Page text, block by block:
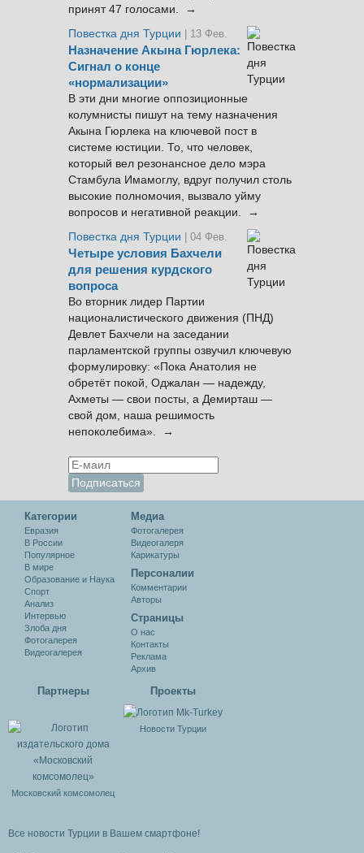
принят 47 голосами. →
Повестка дня Турции
| 13 Фев.
Назначение Акына Гюрлека:
Сигнал о конце
«нормализации»
В эти дни многие оппозиционные
колумнисты пишут на тему назначения
Акына Гюрлека на ключевой пост в
системе юстиции. То, что человек,
который вел резонансное дело мэра
Стамбула Имамоглу, вдруг получил столь
высокие полномочия, вызвало уйму
вопросов и негативной реакции. →
Повестка дня Турции
| 04 Фев.
Четыре условия Бахчели
для решения курдского
вопроса
Во вторник лидер Партии
националистического движения (ПНД)
Девлет Бахчели на заседании
парламентской группы озвучил ключевую
формулировку: «Пока Анатолия не
обретёт покой, Оджалан — надежду,
Ахметы — свои посты, а Демирташ —
свой дом, наша решимость
непоколебима». →
Категории
Евразия
В России
Популярное
В мире
Образование и Наука
Спорт
Анализ
Интервью
Злоба дня
Фотогалерея
Видеогалерея
Медиа
Фотогалерея
Видеогалеря
Карикатуры
Персоналии
Комментарии
Авторы
Cтраницы
О нас
Контакты
Реклама
Архив
Партнеры
Московский комсомолец
Проекты
Новости Турции
Все новости Турции в Вашем смартфоне!